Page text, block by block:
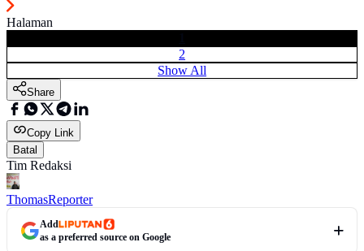
Halaman
2
Show All
Share
Copy Link
Batal
Tim Redaksi
ThomasReporter
Add
as a preferred source on Google